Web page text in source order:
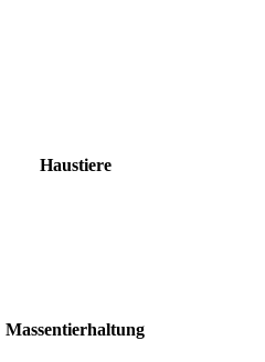
Haustiere
Massentierhaltung